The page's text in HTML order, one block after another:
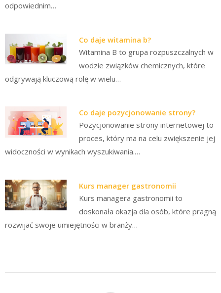
odpowiednim…
Co daje witamina b?
Witamina B to grupa rozpuszczalnych w
wodzie związków chemicznych, które
odgrywają kluczową rolę w wielu…
Co daje pozycjonowanie strony?
Pozycjonowanie strony internetowej to
proces, który ma na celu zwiększenie jej
widoczności w wynikach wyszukiwania.…
Kurs manager gastronomii
Kurs managera gastronomii to
doskonała okazja dla osób, które pragną
rozwijać swoje umiejętności w branży…